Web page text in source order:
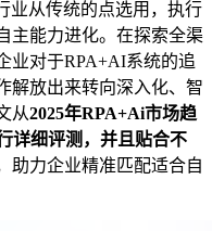
业从传统的点选用，执行
主能力进化。在探索全渠
业对于RPA+AI系统的追
解放出来转向深入化、智
从2025年RPA+Ai市场趋
详细评测，并且贴合不
助力企业精准匹配适合自